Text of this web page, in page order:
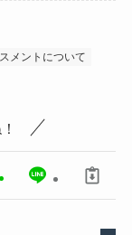
メントについて